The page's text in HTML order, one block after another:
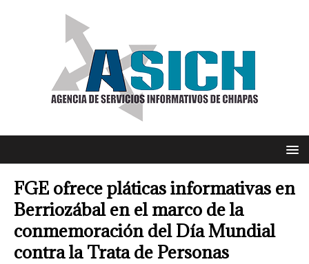
FGE ofrece pláticas informativas en
Berriozábal en el marco de la
conmemoración del Día Mundial
contra la Trata de Personas